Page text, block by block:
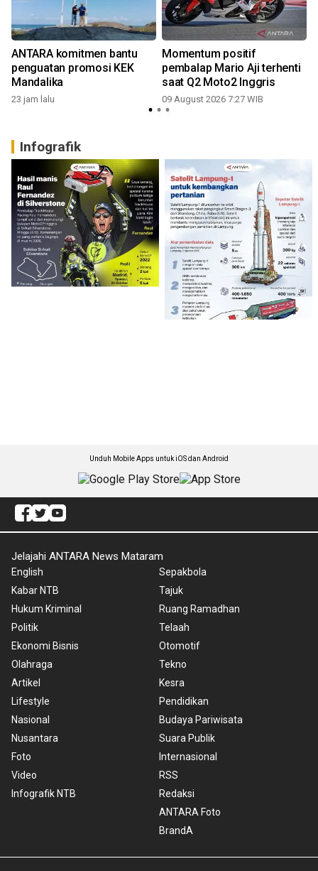
ANTARA komitmen bantu
penguatan promosi KEK
Mandalika
23 jam lalu
Momentum positif
pembalap Mario Aji terhenti
saat Q2 Moto2 Inggris
09 August 2026 7:27 WIB
Infografik
Unduh Mobile Apps untuk iOS dan Android
Jelajahi ANTARA News Mataram
English
Kabar NTB
Hukum Kriminal
Politik
Ekonomi Bisnis
Olahraga
Artikel
Lifestyle
Nasional
Nusantara
Foto
Video
Infografik NTB
Sepakbola
Tajuk
Ruang Ramadhan
Telaah
Otomotif
Tekno
Kesra
Pendidikan
Budaya Pariwisata
Suara Publik
Internasional
RSS
Redaksi
ANTARA Foto
BrandA